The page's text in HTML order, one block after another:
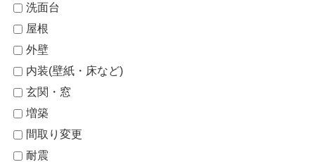
洗面台
屋根
外壁
内装(壁紙・床など)
玄関・窓
増築
間取り変更
耐震